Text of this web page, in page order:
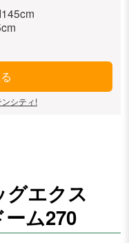
シティ!
グエクス
ム270